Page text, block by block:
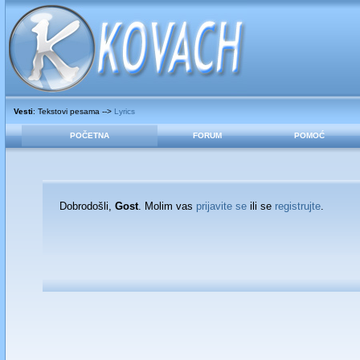
Vesti: Tekstovi pesama --> Lyrics
POČETNA FORUM POMOĆ
Dobrodošli,Gost. Molim vas prijavite se ili se registrujte.